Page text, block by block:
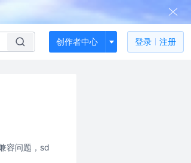
创作者中心 登录 注册
容问题，sd